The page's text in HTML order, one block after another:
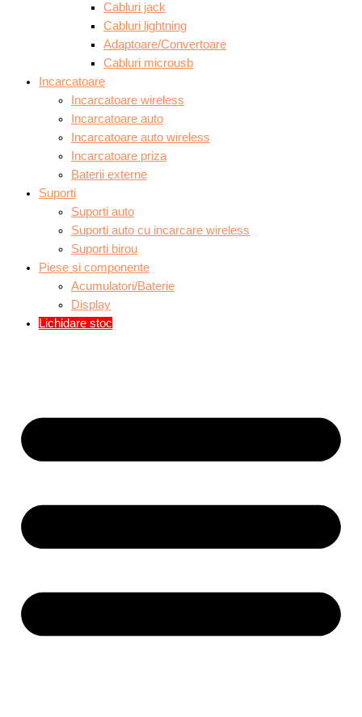
Cabluri jack
Cabluri lightning
Adaptoare/Convertoare
Cabluri microusb
Incarcatoare
Incarcatoare wireless
Incarcatoare auto
Incarcatoare auto wireless
Incarcatoare priza
Baterii externe
Suporti
Suporti auto
Suporti auto cu incarcare wireless
Suporti birou
Piese si componente
Acumulatori/Baterie
Display
Lichidare stoc